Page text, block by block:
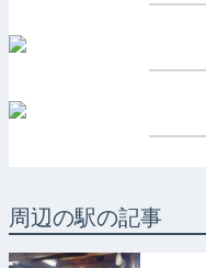
周辺の駅の記事